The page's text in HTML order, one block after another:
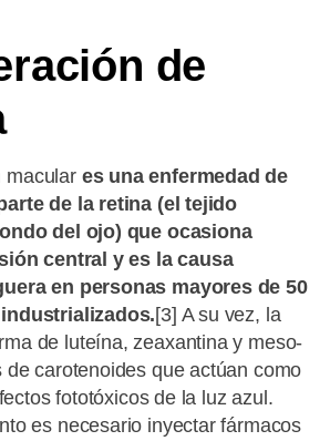
de
maculares una enfermedad de
de la retina (el tejido
del ojo) que ocasiona
central y es la causa
en personas mayores de 50
[3] A su vez, la
de luteína, zeaxantina y meso-
de carotenoides que actúan como
fototóxicos de la luz azul.
es necesario inyectar fármacos